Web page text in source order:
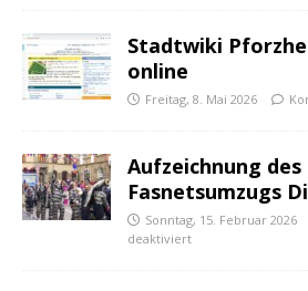
Stadtwiki
online
Freitag, 8. Mai 2026
Aufzeichnung des
Fasnetsumzugs
Sonntag, 15. Februar 2026
deaktiviert